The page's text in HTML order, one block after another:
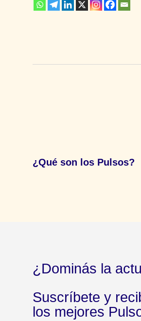
¿Qué son los Pulsos?
¿Dominás la
Suscríbete y
los mejores